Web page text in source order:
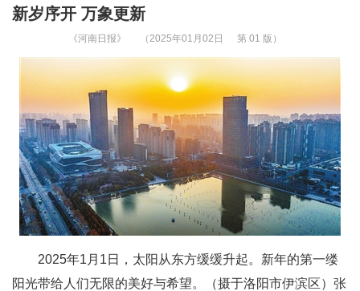
新岁序开 万象更新
《河南日报》 （2025年01月02日 第 01 版）
2025年1月1日，太阳从东方缓缓升起。新年的第一缕
阳光带给人们无限的美好与希望。（摄于洛阳市伊滨区）张